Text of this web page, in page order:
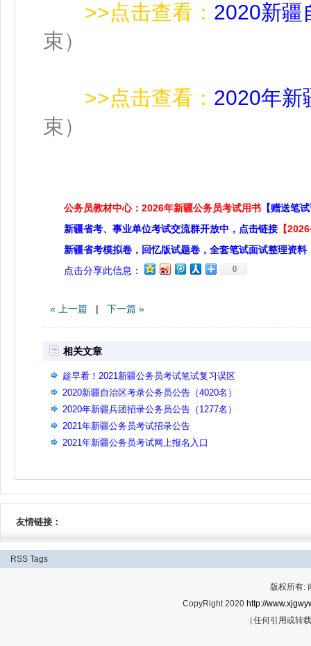
>>点击查看： 2020新疆
束）
>>点击查看： 2020年新
束）
公务员教材中心：2026年新疆公务员考试用书 【赠送笔
新疆省考、事业单位考试交流群开放中，点击链接 【
新疆省考模拟卷，回忆版试题卷，全套笔试面试整理资料
点击分享此信息：
0
« 上一篇 | 下一篇 »
相关文章
趁早看！2021新疆公务员考试笔试复习误区
2020新疆自治区考录公务员公告（4020名）
2020年新疆兵团招录公务员公告（1277名）
2021年新疆公务员考试招录公告
2021年新疆公务员考试网上报名入口
友情链接：
RSS Tags
版权所有:
CopyRight 2020 http://
（任何引用或转